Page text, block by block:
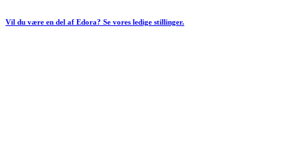
Vil du være en del af Edora? Se vores ledige stillinger.